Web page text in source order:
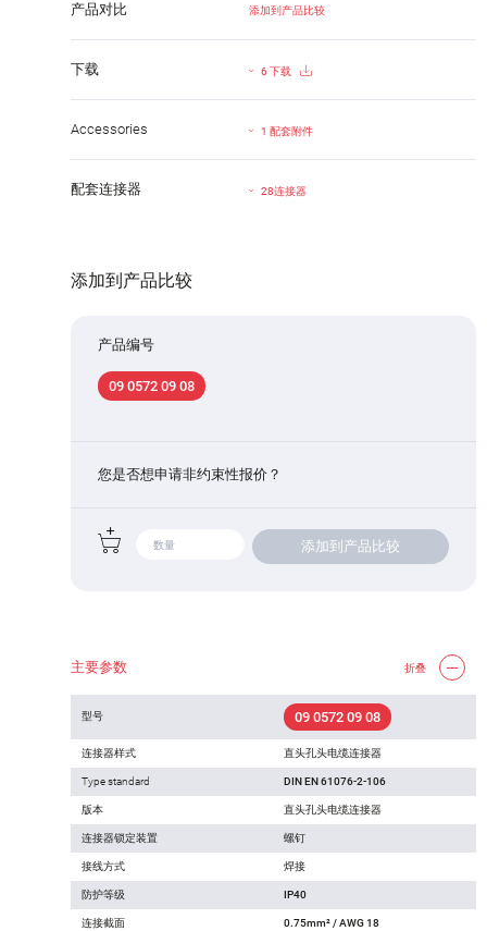
产品对比 添加到产品比较
下载 6 下载
Accessories 1 配套附件
配套连接器 28连接器
添加到产品比较
产品编号
09 0572 09 08
您是否想申请非约束性报价？
添加到产品比较
主要参数 折叠
型号 09 0572 09 08
连接器样式 直头孔头电缆连接器
Type standard DIN EN 61076-2-106
版本 直头孔头电缆连接器
连接器锁定装置 螺钉
接线方式 焊接
防护等级 IP40
连接截面 0.75mm² / AWG 18